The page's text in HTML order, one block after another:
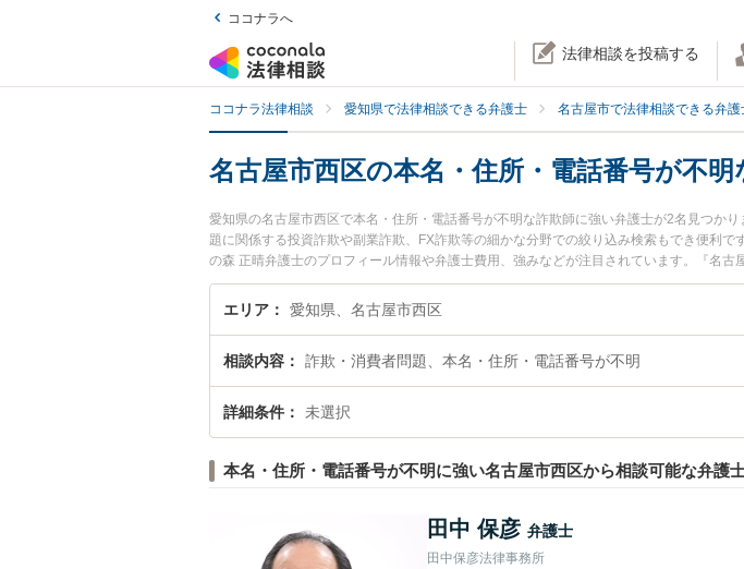
ココナラへ
法律相談を投稿する
ココナラ法律相談 愛知県で法律相談できる弁護士 名古屋市で法律相談できる弁護
名古屋市西区の本名・住所・電話番号が不
愛知県の名古屋市西区で本名・住所・電話番号が不明な詐欺師に強い弁護士が2名見つか
題に関係する投資詐欺や副業詐欺、FX詐欺等の細かな分野での絞り込み検索もでき便利
の森 正晴弁護士のプロフィール情報や弁護士費用、強みなどが注目されています。『名
すぐに弁護士に相談したい』『本名・住所・電話番号が不明な詐欺師のトラブル解決の
欺師を法律相談できる名古屋市西区内の弁護士に相談予約したい』などでお困りの相談者
エリア 愛知県、名古屋市西区
相談内容 詐欺・消費者問題、本名・住所・電話番号が不明
詳細条件 未選択
本名・住所・電話番号が不明に強い名古屋市西区から相談可能な弁護
田中 保彦 弁護士
田中保彦法律事務所